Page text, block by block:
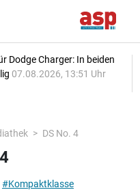
Dodge Charger: In beiden
07.08.2026, 13:51 Uhr
DS No. 4
#Kompaktklasse